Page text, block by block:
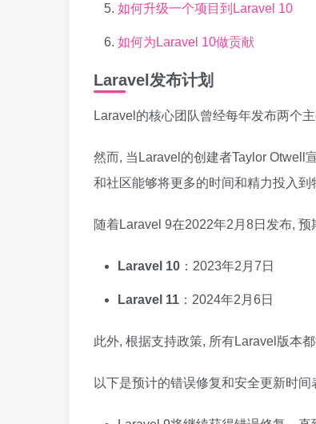
如何升级一个项目到Laravel 10
如何为Laravel 10做贡献
Laravel发布计划
Laravel的核心团队曾经每年发布两个
然而, 当Laravel的创建者Taylor Otwell
和社区能够将更多的时间和精力投入
随着Laravel 9在2022年2月8日发布, 预
Laravel 10 ：2023年2月7日
Laravel 11 ：2024年2月6日
此外, 根据支持政策, 所有Laravel版本
以下是预计的错误修复和安全更新时间